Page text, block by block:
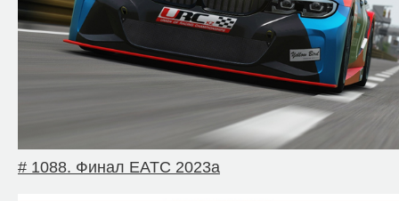
# 1088. Финал EATC 2023a